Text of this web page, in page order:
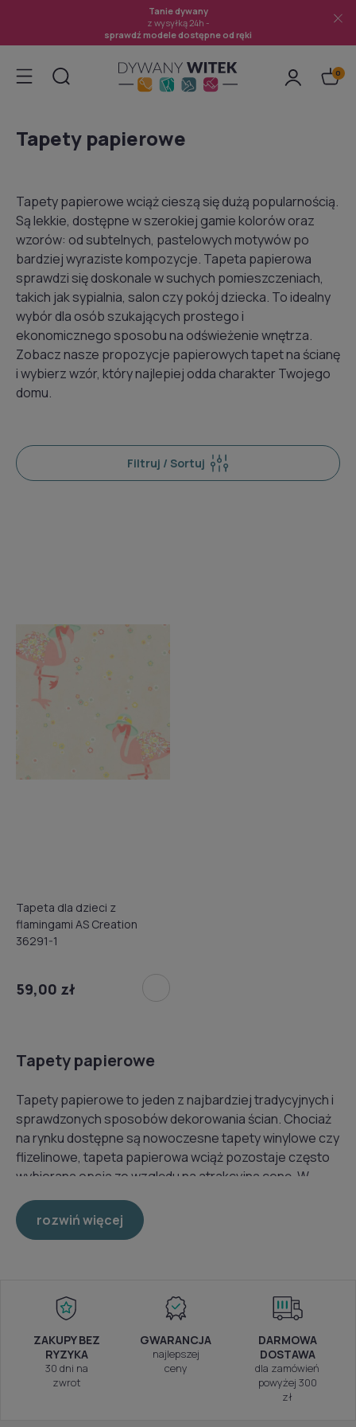
Tanie dywany
z wysyłką 24h -
sprawdź modele dostępne od ręki
Tapety papierowe
Tapety papierowe wciąż cieszą się dużą popularnością.
Są lekkie, dostępne w szerokiej gamie kolorów oraz
wzorów: od subtelnych, pastelowych motywów po
bardziej wyraziste kompozycje. Tapeta papierowa
sprawdzi się doskonale w suchych pomieszczeniach,
takich jak sypialnia, salon czy pokój dziecka. To idealny
wybór dla osób szukających prostego i
ekonomicznego sposobu na odświeżenie wnętrza.
Zobacz nasze propozycje papierowych tapet na ścianę
i wybierz wzór, który najlepiej odda charakter Twojego
domu.
Filtruj / Sortuj
Tapeta dla dzieci z
flamingami AS Creation
36291-1
59,00 zł
Tapety papierowe
Tapety papierowe to jeden z najbardziej tradycyjnych i
sprawdzonych sposobów dekorowania ścian. Chociaż
na rynku dostępne są nowoczesne tapety winylowe czy
flizelinowe, tapeta papierowa wciąż pozostaje często
wybieraną opcją ze względu na atrakcyjną cenę. W
w wielu stylach, wzorach i kolorach – od klasycznych
motywów roślinnych, przez geometryczne wzory, aż po
Tapeta papierowa – lekka, estetyczna i
przystępna cenowo
Główną zaletą tapet papierowych jest ich lekkość i
niska cena, dzięki czemu stanowią świetną opcję do
dekoracji większych powierzchni bez nadwyrężania
rozwiń więcej
ZAKUPY BEZ
RYZYKA
30 dni na
zwrot
GWARANCJA
najlepszej
ceny
DARMOWA
DOSTAWA
dla zamówień
powyżej 300
zł